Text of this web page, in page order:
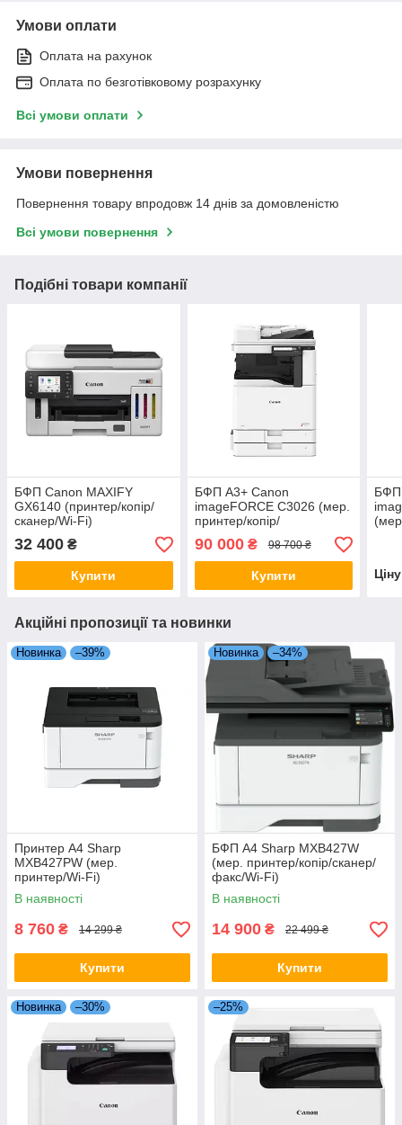
Умови оплати
Оплата на рахунок
Оплата по безготівковому розрахунку
Всі умови оплати
Умови повернення
Повернення товару впродовж 14 днів за домовленістю
Всі умови повернення
Подібні товари компанії
БФП Canon MAXIFY
GX6140 (принтер/копір/
сканер/Wi-Fi)
32 400 ₴
Купити
БФП А3+ Canon
imageFORCE C3026 (мер.
принтер/копір/
сканер/ARDF/Wi-Fi)
90 000₴ 98 700 ₴
Купити
БФП
Акційні пропозиції та новинки
Новинка –39%
Принтер А4 Sharp
MXB427PW (мер.
принтер/Wi-Fi)
В наявності
8 760 ₴ 14 299 ₴
Купити
Новинка –34%
БФП А4 Sharp MXB427W
(мер. принтер/копір/сканер/
факс/Wi-Fi)
В наявності
14 900 ₴ 22 499 ₴
Купити
Новинка –30% –25%